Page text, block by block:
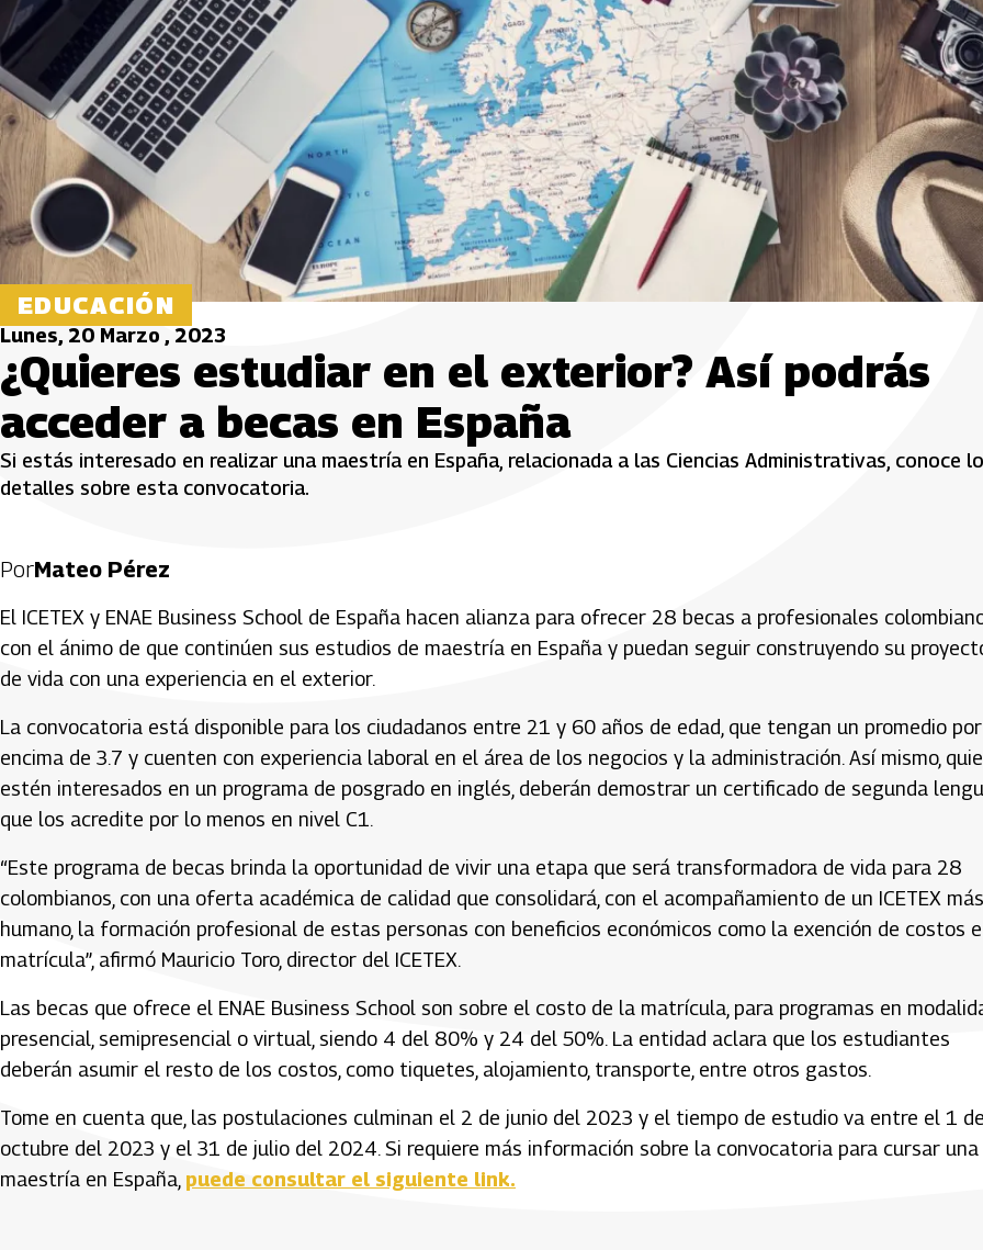
EDUCACIÓN
Lunes, 20 Marzo , 2023
¿Quieres estudiar en el exterior? Así podrás
acceder a becas en España
Si estás interesado en realizar una maestría en España, relacionada a las Ciencias Administrativas, conoce
detalles sobre esta convocatoria.
PorMateo Pérez
El ICETEX y ENAE Business School de España hacen alianza para ofrecer 28 becas a profesionales
con el ánimo de que continúen sus estudios de maestría en España y puedan seguir construyendo su
de vida con una experiencia en el exterior.
La convocatoria está disponible para los ciudadanos entre 21 y 60 años de edad, que tengan un promedio por
encima de 3.7 y cuenten con experiencia laboral en el área de los negocios y la administración. Así mismo,
estén interesados en un programa de posgrado en inglés, deberán demostrar un certificado de segunda
que los acredite por lo menos en nivel C1.
“Este programa de becas brinda la oportunidad de vivir una etapa que será transformadora de vida para 28
colombianos, con una oferta académica de calidad que consolidará, con el acompañamiento de un ICETEX más
humano, la formación profesional de estas personas con beneficios económicos como la exención de costos
matrícula”, afirmó Mauricio Toro, director del ICETEX.
Las becas que ofrece el ENAE Business School son sobre el costo de la matrícula, para programas en
presencial, semipresencial o virtual, siendo 4 del 80% y 24 del 50%. La entidad aclara que los estudiantes
deberán asumir el resto de los costos, como tiquetes, alojamiento, transporte, entre otros gastos.
Tome en cuenta que, las postulaciones culminan el 2 de junio del 2023 y el tiempo de estudio va entre el 1
octubre del 2023 y el 31 de julio del 2024. Si requiere más información sobre la convocatoria para cursar una
maestría en España, puede consultar el siguiente link.